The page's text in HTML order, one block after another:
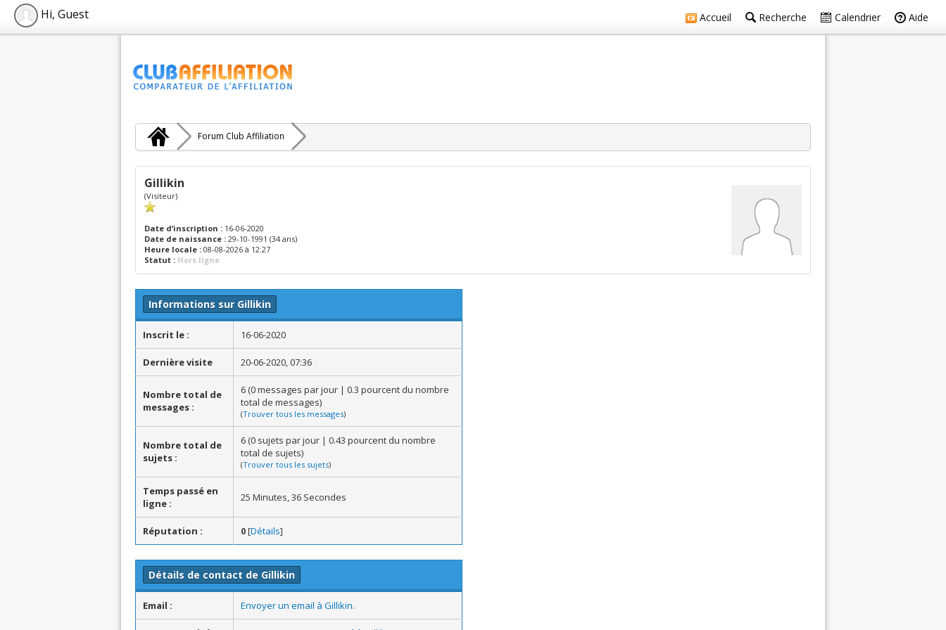
Accueil Recherche Calendrier Aide
Hi, Guest
Forum Club Affiliation
Gillikin
(Visiteur)
Date d’inscription : 16-06-2020
Date de naissance : 29-10-1991 (34 ans)
Heure locale : 08-08-2026 à 12:27
Statut : Hors ligne
Informations sur Gillikin
Inscrit le : 16-06-2020
Dernière visite 20-06-2020, 07:36
Nombre total de
messages :
6 (0 messages par jour | 0.3 pourcent du nombre
total de messages)
(Trouver tous les messages)
Nombre total de
sujets :
6 (0 sujets par jour | 0.43 pourcent du nombre
total de sujets)
(Trouver tous les sujets)
Temps passé en
ligne :
25 Minutes, 36 Secondes
Réputation : 0[Détails]
Détails de contact de Gillikin
Email : Envoyer un email à Gillikin.